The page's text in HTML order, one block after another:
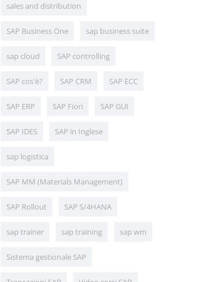
sales and distribution
SAP Business One sap business suite
sap cloud SAP controlling
SAP cos'è? SAP CRM SAP ECC
SAP ERP SAP Fiori SAP GUI
SAP IDES SAP in Inglese
sap logistica
SAP MM (Materials Management)
SAP Rollout SAP S/4HANA
sap trainer sap training sap wm
Sistema gestionale SAP